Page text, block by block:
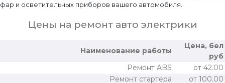
фар и осветительных приборов вашего автомобиля.
Цены на ремонт авто электрики
Наименование работы
Цена, бел
руб
Ремонт ABS
от 42.00
Ремонт стартера
от 100.00